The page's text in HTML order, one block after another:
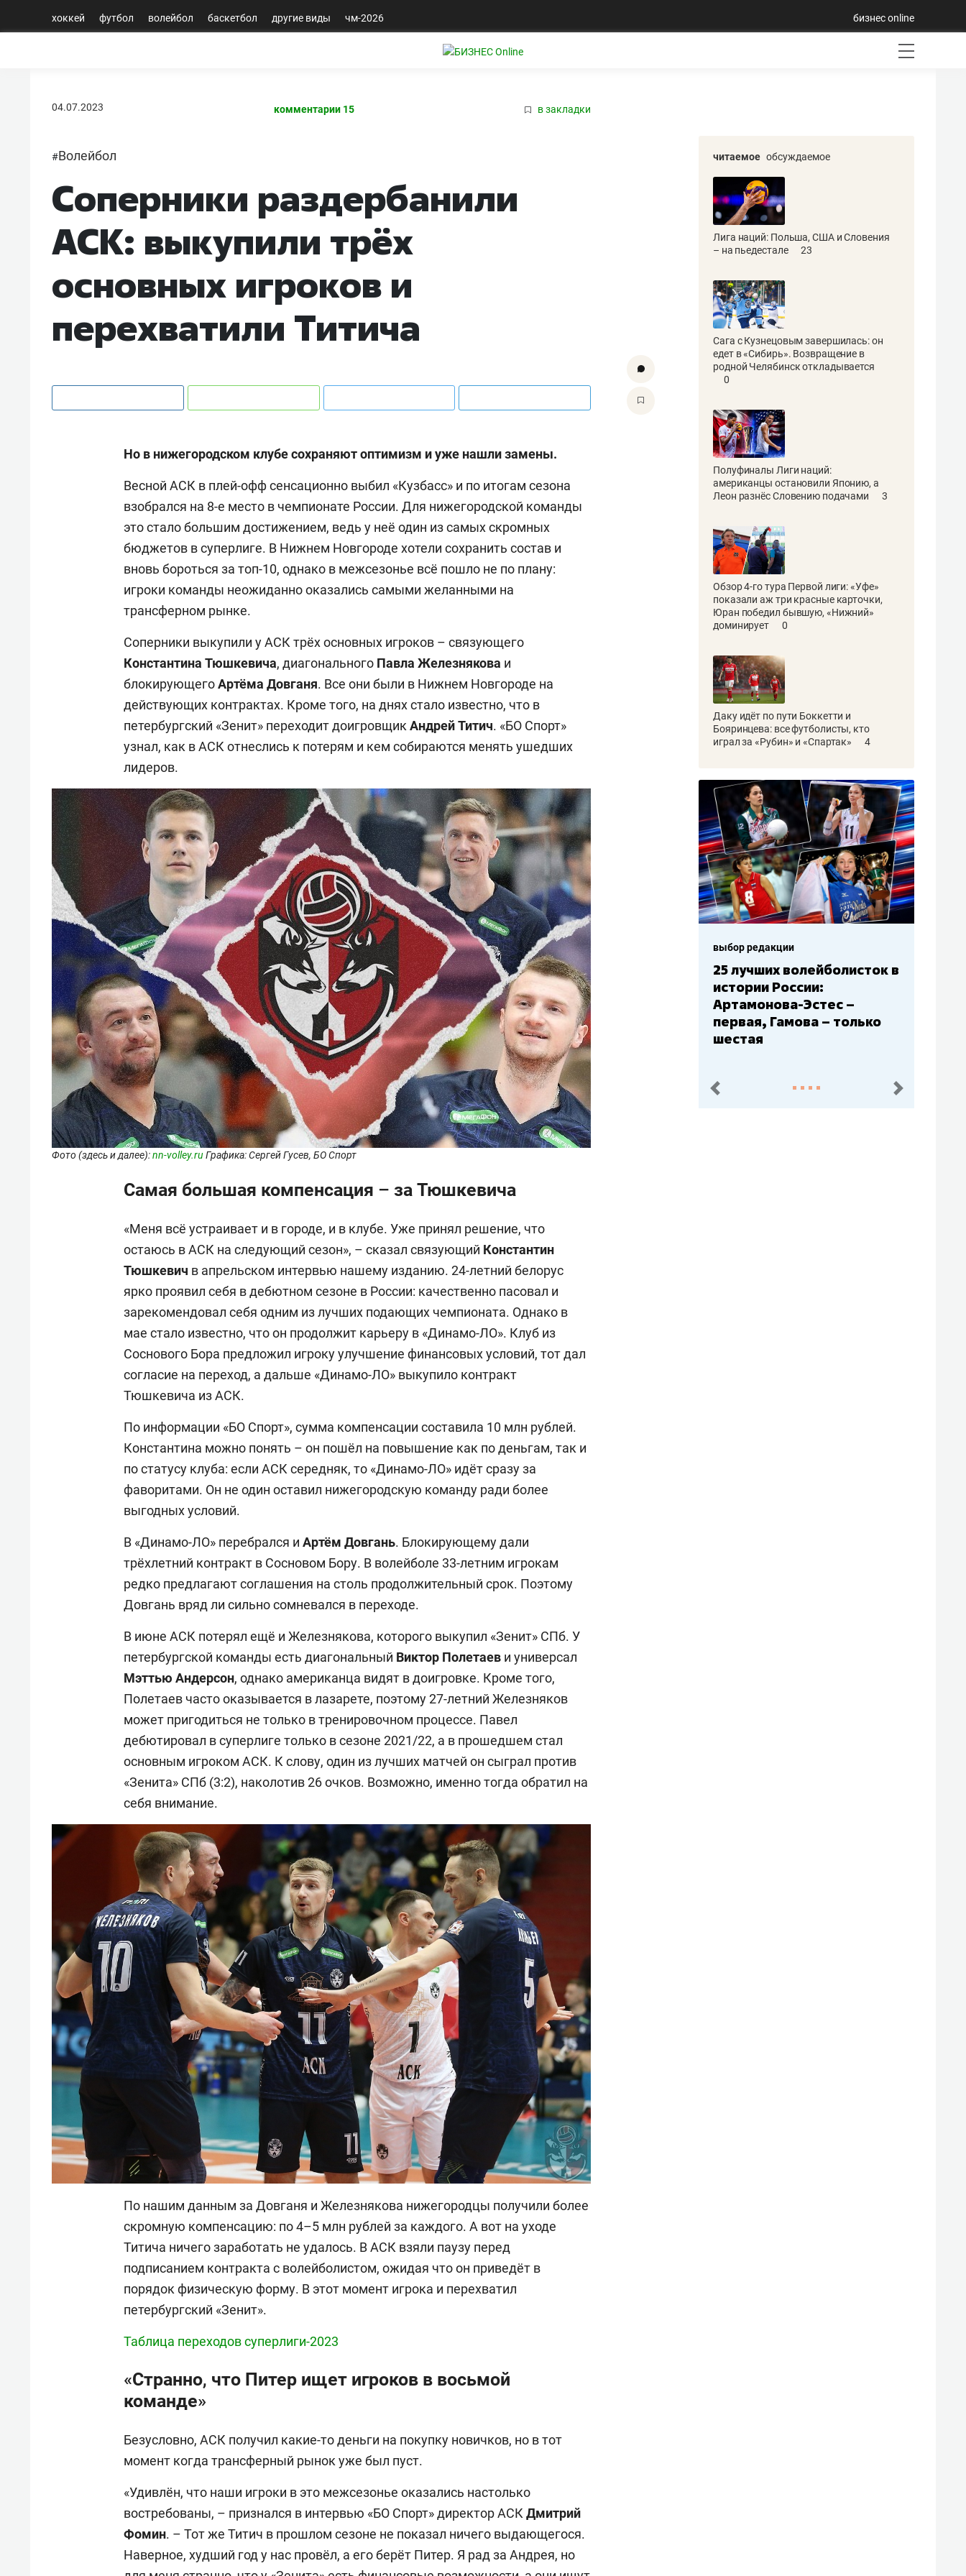
хоккей футбол волейбол баскетбол другие виды чм-2026 бизнес online
04.07.2023 комментарии 15 в закладки
#Волейбол
Соперники раздербанили
АСК: выкупили трёх
основных игроков и
перехватили Титича
Но в нижегородском клубе сохраняют оптимизм и уже нашли замены.
Весной АСК в плей-офф сенсационно выбил «Кузбасс» и по итогам сезона
взобрался на 8-е место в чемпионате России. Для нижегородской команды
это стало большим достижением, ведь у неё один из самых скромных
бюджетов в суперлиге. В Нижнем Новгороде хотели сохранить состав и
вновь бороться за топ-10, однако в межсезонье всё пошло не по плану:
игроки команды неожиданно оказались самыми желанными на
трансферном рынке.
Соперники выкупили у АСК трёх основных игроков – связующего
Константина Тюшкевича, диагонального Павла Железнякова и
блокирующегоАртёма Довганя. Все они были в Нижнем Новгороде на
действующих контрактах. Кроме того, на днях стало известно, что в
петербургский «Зенит» переходит доигровщик АндрейТитич. «БО Спорт»
узнал, как в АСК отнеслись к потерям и кем собираются менять ушедших
лидеров.
Фото (здесь и далее):nn-volley.ruГрафика: Сергей Гусев, БО Спорт
Самая большая компенсация – за Тюшкевича
«Меня всё устраивает и в городе, и в клубе. Уже принял решение, что
остаюсь в АСК на следующий сезон», – сказал связующий Константин
Тюшкевич в апрельском интервью нашему изданию. 24-летний белорус
ярко проявил себя в дебютном сезоне в России: качественно пасовал и
зарекомендовал себя одним из лучших подающих чемпионата. Однако в
мае стало известно, что он продолжит карьеру в «Динамо-ЛО». Клуб из
Соснового Бора предложил игроку улучшение финансовых условий, тот дал
согласие на переход, а дальше «Динамо-ЛО» выкупило контракт
Тюшкевича из АСК.
По информации «БО Спорт», сумма компенсации составила 10 млн рублей.
Константина можно понять – он пошёл на повышение как по деньгам, так и
по статусу клуба: если АСК середняк, то «Динамо-ЛО» идёт сразу за
фаворитами. Он не один оставил нижегородскую команду ради более
выгодных условий.
В «Динамо-ЛО» перебрался и Артём Довгань. Блокирующему дали
трёхлетний контракт в Сосновом Бору. В волейболе 33-летним игрокам
редко предлагают соглашения на столь продолжительный срок. Поэтому
Довгань вряд ли сильно сомневался в переходе.
В июне АСК потерял ещё и Железнякова, которого выкупил «Зенит» СПб. У
петербургской команды есть диагональный Виктор Полетаев и универсал
Мэттью Андерсон, однако американца видят в доигровке. Кроме того,
Полетаев часто оказывается в лазарете, поэтому 27-летний Железняков
может пригодиться не только в тренировочном процессе. Павел
дебютировал в суперлиге только в сезоне 2021/22, а в прошедшем стал
основным игроком АСК. К слову, один из лучших матчей он сыграл против
«Зенита» СПб (3:2), наколотив 26 очков. Возможно, именно тогда обратил на
себя внимание.
По нашим данным за Довганя и Железнякова нижегородцы получили более
скромную компенсацию: по 4–5 млн рублей за каждого. А вот на уходе
Титича ничего заработать не удалось. В АСК взяли паузу перед
подписанием контракта с волейболистом, ожидая что он приведёт в
порядок физическую форму. В этот момент игрока и перехватил
петербургский «Зенит».
Таблица переходов суперлиги-2023
«Странно, что Питер ищет игроков в восьмой
команде»
Безусловно, АСК получил какие-то деньги на покупку новичков, но в тот
момент когда трансферный рынок уже был пуст.
«Удивлён, что наши игроки в это межсезонье оказались настолько
востребованы, – признался в интервью «БО Спорт» директор АСК Дмитрий
Фомин. – Тот же Титич в прошлом сезоне не показал ничего выдающегося.
Наверное, худший год у нас провёл, а его берёт Питер. Я рад за Андрея, но
читаемое обсуждаемое
Лига наций: Польша, США и Словения
– на пьедестале
23
Сага с Кузнецовым завершилась: он
едет в «Сибирь». Возвращение в
родной Челябинск откладывается
0
Полуфиналы Лиги наций:
американцы остановили Японию, а
Леон разнёс Словению подачами
3
Обзор 4-го тура Первой лиги: «Уфе»
показали аж три красные карточки,
Юран победил бывшую, «Нижний»
доминирует
0
Даку идёт по пути Боккетти и
Бояринцева: все футболисты, кто
играл за «Рубин» и «Спартак»
4
выбор редакции
Бюджеты клубов КХЛ: СКА
– главный мажор, «Ак
Барс» – второй, «Салават
Юлаев» – середняк
пред. след.